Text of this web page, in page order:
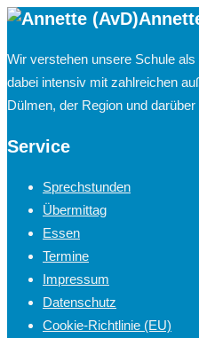
Wir verstehen unsere Schule
dabei intensiv mit zahlreichen
Dülmen, der Region und
Service
Sprechstunden
Übermittag
Essen
Termine
Impressum
Datenschutz
Cookie-Richtlinie (EU)